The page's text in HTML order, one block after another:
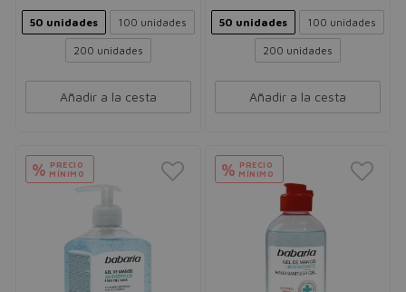
50 unidades 100 unidades
200 unidades
Añadir a la cesta
50 unidades 100 unidades
200 unidades
Añadir a la cesta
% PRECIO
MÍNIMO
% PRECIO
MÍNIMO